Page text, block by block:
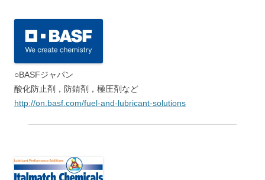
○BASFジャパン
酸化防止剤，防錆剤，極圧剤など
http://on.basf.com/fuel-and-lubricant-solutions